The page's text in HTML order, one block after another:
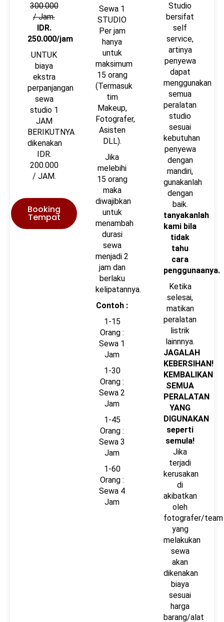
300.000
/ Jam.
IDR.
250.000/jam
UNTUK
biaya
ekstra
perpanjangan
sewa
studio 1
JAM
BERIKUTNYA
dikenakan
IDR.
200.000
/ JAM.
Booking
Tempat
Sewa 1
STUDIO
Per jam
hanya
untuk
maksimum
15 orang
(Termasuk
tim
Makeup,
Fotografer,
Asisten
DLL).
Jika
melebihi
15 orang
maka
diwajibkan
untuk
menambah
durasi
sewa
menjadi 2
jam dan
berlaku
kelipatannya.
Contoh :
1-15
Orang :
Sewa 1
Jam
1-30
Orang :
Sewa 2
Jam
1-45
Orang :
Sewa 3
Jam
1-60
Orang :
Sewa 4
Jam
Studio
bersifat
self
service,
artinya
penyewa
dapat
menggunakan
semua
peralatan
studio
sesuai
kebutuhan
penyewa
dengan
mandiri,
gunakanlah
dengan
baik.
tanyakanlah
kami bila
tidak
tahu
cara
penggunaanya.
Ketika
selesai,
matikan
peralatan
listrik
lainnnya.
JAGALAH
KEBERSIHAN!
KEMBALIKAN
SEMUA
PERALATAN
YANG
DIGUNAKAN
seperti
semula!
Jika
terjadi
kerusakan
di
akibatkan
oleh
fotografer/team
yang
melakukan
sewa
akan
dikenakan
biaya
sesuai
harga
barang/alat